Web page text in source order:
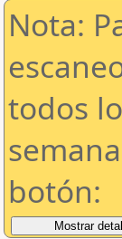
Nota:
todos
botón: